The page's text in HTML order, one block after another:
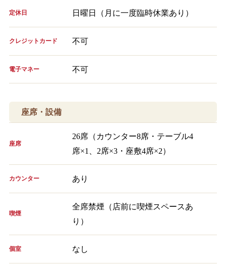
定休日 日曜日（月に一度臨時休業あり）
クレジットカード 不可
電子マネー 不可
座席・設備
座席
26席（カウンター8席・テーブル4
席×1、2席×3・座敷4席×2）
カウンター あり
喫煙
全席禁煙（店前に喫煙スペースあ
り）
個室 なし